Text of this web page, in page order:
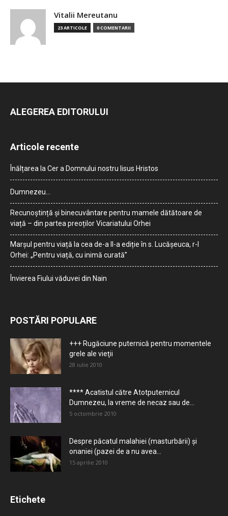
Vitalii Mereutanu
23 ARTICOLE 0 COMENTARII
ALEGEREA EDITORULUI
Articole recente
Înălțarea la Cer a Domnului nostru Iisus Hristos
Dumnezeu…
Recunoștință și binecuvântare pentru mamele dătătoare de
viață – din partea preoților Vicariatului Orhei
Marșul pentru viață la cea de-a II-a ediție în s. Lucășeuca, r-l
Orhei: „Pentru viață, cu inimă curată”
Învierea Fiului văduvei din Nain
POSTĂRI POPULARE
+++ Rugăciune puternică pentru momentele
grele ale vieţii
28 iulie 2010
**** Acatistul către Atotputernicul
Dumnezeu, la vreme de necaz sau de...
5 octombrie 2010
Despre păcatul malahiei (masturbării) şi
onaniei (pazei de a nu avea...
15 aprilie 2010
Etichete